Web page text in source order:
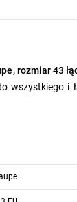
rozmiar 43
wszystkiego i
gwarantuje